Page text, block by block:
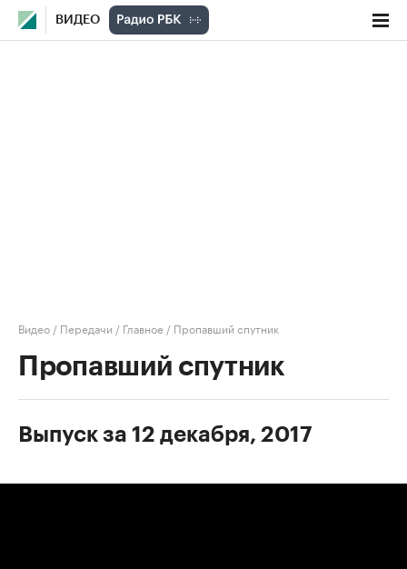
ВИДЕО
Видео / Передачи / Главное / Пропавший спутник
Пропавший спутник
Выпуск за 12 декабря, 2017